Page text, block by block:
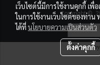
Copyright ©
ผู้เข้าชม
Powered by
เว็บไซต์นี้มีการใช้งานคุกกี้ เ
ในการใช้งานเว็บไซต์ของท่า
ได้ที่นโยบายความเป็นส่วนตัว
ตั้งค่าคุกกี้